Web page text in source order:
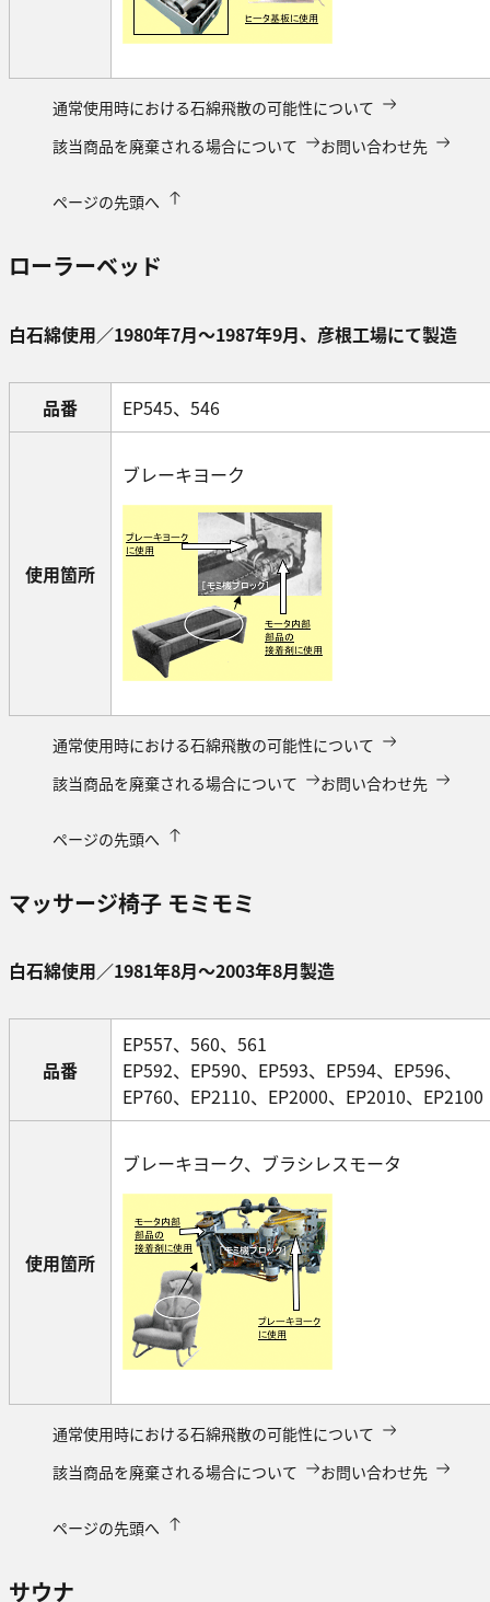
通常使用時における石綿飛散の可能性について
該当商品を廃棄される場合について
お問い合わせ先
ページの先頭へ
ローラーベッド
白石綿使用／1980年7月～1987年9月、彦根工場にて製造
品番 EP545、546
使用箇所
ブレーキヨーク
通常使用時における石綿飛散の可能性について
該当商品を廃棄される場合について
お問い合わせ先
ページの先頭へ
マッサージ椅子 モミモミ
白石綿使用／1981年8月～2003年8月製造
品番
EP557、560、561
EP592、EP590、EP593、EP594、EP596、
EP760、EP2110、EP2000、EP2010、EP2100
使用箇所
ブレーキヨーク、ブラシレスモータ
通常使用時における石綿飛散の可能性について
該当商品を廃棄される場合について
お問い合わせ先
ページの先頭へ
サウナ